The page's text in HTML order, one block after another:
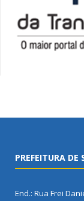
PREFEITURA
End.: Rua Frei